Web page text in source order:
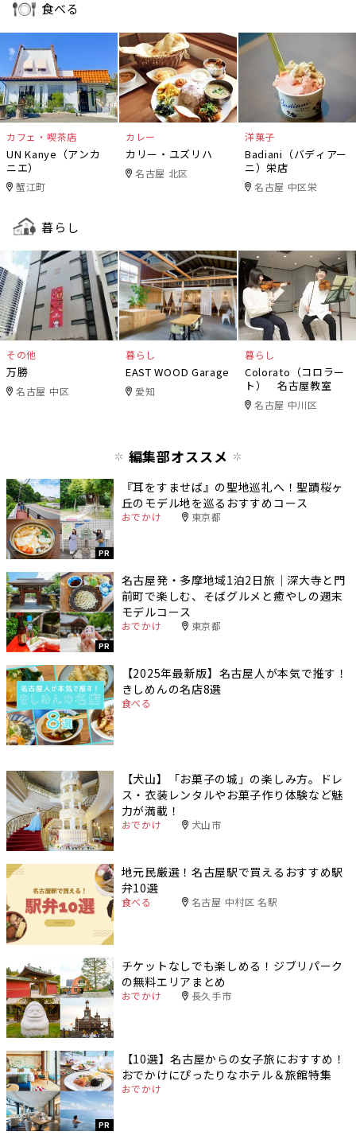
食べる
カフェ・喫茶店
UN Kanye（アンカ
ニエ）
蟹江町
カレー
カリー・ユズリハ
名古屋 北区
洋菓子
Badiani（バディアー
ニ）栄店
名古屋 中区栄
暮らし
その他
万勝
名古屋 中区
暮らし
EAST WOOD Garage
愛知
暮らし
Colorato（コロラー
ト） 名古屋教室
名古屋 中川区
編集部オススメ
PR
『耳をすませば』の聖地巡礼へ！聖蹟桜ヶ
丘のモデル地を巡るおすすめコース
おでかけ 東京都
PR
名古屋発・多摩地域1泊2日旅｜深大寺と門
前町で楽しむ、そばグルメと癒やしの週末
モデルコース
おでかけ 東京都
【2025年最新版】名古屋人が本気で推す！
きしめんの名店8選
食べる
【犬山】「お菓子の城」の楽しみ方。ドレ
ス・衣装レンタルやお菓子作り体験など魅
力が満載！
おでかけ 犬山市
地元民厳選！名古屋駅で買えるおすすめ駅
弁10選
食べる 名古屋 中村区 名駅
チケットなしでも楽しめる！ジブリパーク
の無料エリアまとめ
おでかけ 長久手市
PR
【10選】名古屋からの女子旅におすすめ！
おでかけにぴったりなホテル＆旅館特集
おでかけ